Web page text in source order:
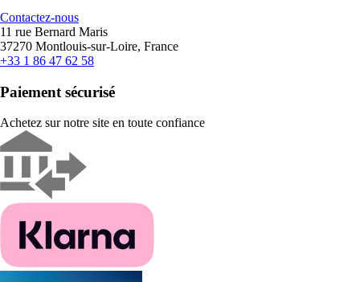
Contactez-nous
11 rue Bernard Maris
37270 Montlouis-sur-Loire, France
+33 1 86 47 62 58
Paiement sécurisé
Achetez sur notre site en toute confiance